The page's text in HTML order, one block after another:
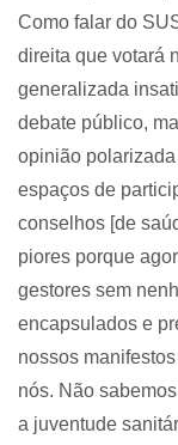
Como falar do
direita que votará
generalizada
debate público,
opinião
espaços de
conselhos [de
piores porque
gestores sem
encapsulados e
nossos
nós. Não
a juventude